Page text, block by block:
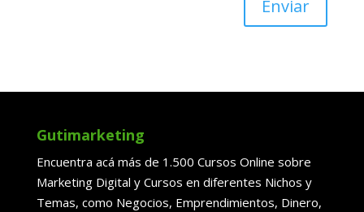
Enviar
Gutimarketing
Encuentra acá más de 1.500 Cursos Online sobre
Marketing Digital y Cursos en diferentes Nichos y
Temas, como Negocios, Emprendimientos, Dinero,